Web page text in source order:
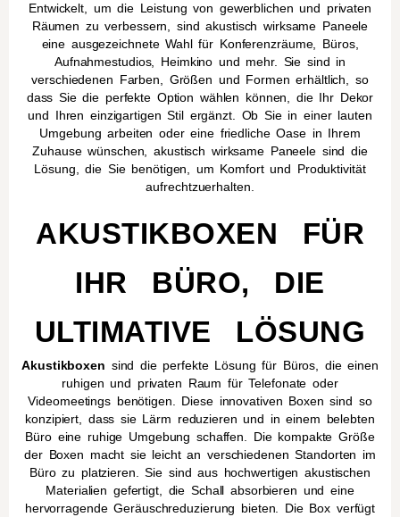
Entwickelt, um die Leistung von gewerblichen und privaten
Räumen zu verbessern, sind akustisch wirksame Paneele
eine ausgezeichnete Wahl für Konferenzräume, Büros,
Aufnahmestudios, Heimkino und mehr. Sie sind in
verschiedenen Farben, Größen und Formen erhältlich, so
dass Sie die perfekte Option wählen können, die Ihr Dekor
und Ihren einzigartigen Stil ergänzt. Ob Sie in einer lauten
Umgebung arbeiten oder eine friedliche Oase in Ihrem
Zuhause wünschen, akustisch wirksame Paneele sind die
Lösung, die Sie benötigen, um Komfort und Produktivität
aufrechtzuerhalten.
AKUSTIKBOXEN FÜR
IHR BÜRO, DIE
ULTIMATIVE LÖSUNG
Akustikboxen sind die perfekte Lösung für Büros, die einen
ruhigen und privaten Raum für Telefonate oder
Videomeetings benötigen. Diese innovativen Boxen sind so
konzipiert, dass sie Lärm reduzieren und in einem belebten
Büro eine ruhige Umgebung schaffen. Die kompakte Größe
der Boxen macht sie leicht an verschiedenen Standorten im
Büro zu platzieren. Sie sind aus hochwertigen akustischen
Materialien gefertigt, die Schall absorbieren und eine
hervorragende Geräuschreduzierung bieten. Die Box verfügt